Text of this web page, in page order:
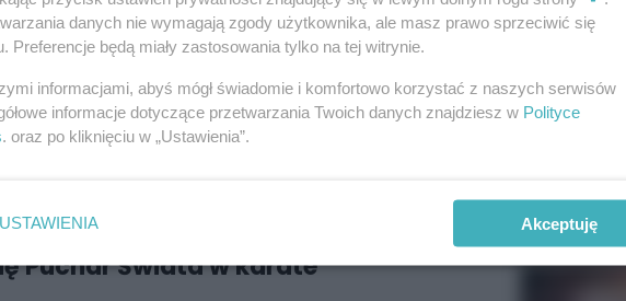
Prace mają naprawdę szeroki zakres,
. Dlatego część robót wykonywanych jest w
w Katowicach
Puchar Świata w karate
danych nie wymagają zgody użytkownika, ale masz prawo sprzeciwić się
Preferencje będą miały zastosowania tylko na tej witrynie.
informacjami, abyś mógł świadomie i komfortowo korzystać z naszych serwisów
informacje dotyczące przetwarzania Twoich danych znajdziesz w Polityce
. oraz po kliknięciu w „Ustawienia”.
USTAWIENIA Akceptuję